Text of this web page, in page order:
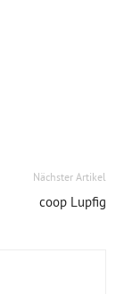
Nächster Artikel
coop Lupfig